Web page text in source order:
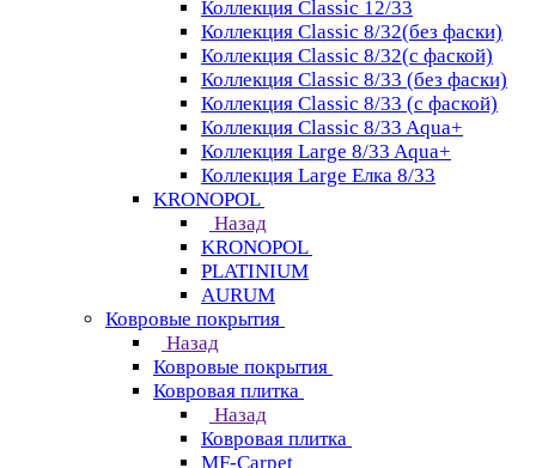
Коллекция Classic 12/33
Коллекция Classic 8/32(без фаски)
Коллекция Classic 8/32(с фаской)
Коллекция Classic 8/33 (без фаски)
Коллекция Classic 8/33 (с фаской)
Коллекция Classic 8/33 Aqua+
Коллекция Large 8/33 Aqua+
Коллекция Large Елка 8/33
KRONOPOL
Назад
KRONOPOL
PLATINIUM
AURUM
Ковровые покрытия
Назад
Ковровые покрытия
Ковровая плитка
Назад
Ковровая плитка
MF-Carpet